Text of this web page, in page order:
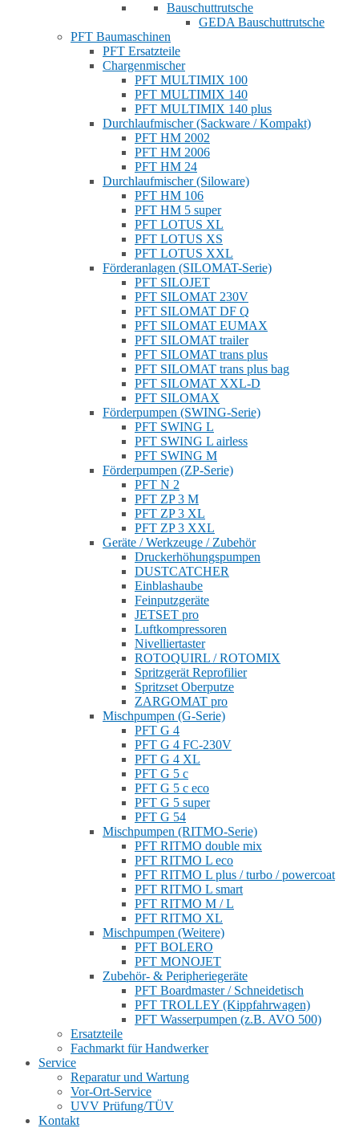
Bauschuttrutsche
GEDA Bauschuttrutsche
PFT Baumaschinen
PFT Ersatzteile
Chargenmischer
PFT MULTIMIX 100
PFT MULTIMIX 140
PFT MULTIMIX 140 plus
Durchlaufmischer (Sackware / Kompakt)
PFT HM 2002
PFT HM 2006
PFT HM 24
Durchlaufmischer (Siloware)
PFT HM 106
PFT HM 5 super
PFT LOTUS XL
PFT LOTUS XS
PFT LOTUS XXL
Förderanlagen (SILOMAT-Serie)
PFT SILOJET
PFT SILOMAT 230V
PFT SILOMAT DF Q
PFT SILOMAT EUMAX
PFT SILOMAT trailer
PFT SILOMAT trans plus
PFT SILOMAT trans plus bag
PFT SILOMAT XXL-D
PFT SILOMAX
Förderpumpen (SWING-Serie)
PFT SWING L
PFT SWING L airless
PFT SWING M
Förderpumpen (ZP-Serie)
PFT N 2
PFT ZP 3 M
PFT ZP 3 XL
PFT ZP 3 XXL
Geräte / Werkzeuge / Zubehör
Druckerhöhungspumpen
DUSTCATCHER
Einblashaube
Feinputzgeräte
JETSET pro
Luftkompressoren
Nivelliertaster
ROTOQUIRL / ROTOMIX
Spritzgerät Reprofilier
Spritzset Oberputze
ZARGOMAT pro
Mischpumpen (G-Serie)
PFT G 4
PFT G 4 FC-230V
PFT G 4 XL
PFT G 5 c
PFT G 5 c eco
PFT G 5 super
PFT G 54
Mischpumpen (RITMO-Serie)
PFT RITMO double mix
PFT RITMO L eco
PFT RITMO L plus / turbo / powercoat
PFT RITMO L smart
PFT RITMO M / L
PFT RITMO XL
Mischpumpen (Weitere)
PFT BOLERO
PFT MONOJET
Zubehör- & Peripheriegeräte
PFT Boardmaster / Schneidetisch
PFT TROLLEY (Kippfahrwagen)
PFT Wasserpumpen (z.B. AVO 500)
Ersatzteile
Fachmarkt für Handwerker
Service
Reparatur und Wartung
Vor-Ort-Service
UVV Prüfung/TÜV
Kontakt